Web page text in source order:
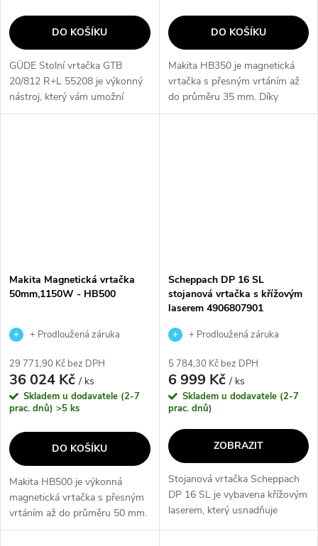
DO KOŠÍKU
GÜDE Stolní vrtačka GTB
20/812 R+L 55208 je výkonný
nástroj, který vám umožní
provádět přesné vrtání a
DO KOŠÍKU
Makita HB350 je magnetická
vrtačka s přesným vrtáním až
do průměru 35 mm. Díky
výkonnému motoru o výkonu
Makita Magnetická vrtačka
50mm,1150W - HB500
+ Prodloužená záruka
29 771,90 Kč bez DPH
36 024 Kč/ ks
Skladem u dodavatele (2-7
prac. dnů) >5 ks
DO KOŠÍKU
Makita HB500 je výkonná
magnetická vrtačka s přesným
vrtáním až do průměru 50 mm.
S výkonem 1150 W a
Scheppach DP 16 SL
stojanová vrtačka s křížovým
laserem 4906807901
+ Prodloužená záruka
5 784,30 Kč bez DPH
6 999 Kč/ ks
Skladem u dodavatele (2-7
prac. dnů)
ZOBRAZIT
Stojanová vrtačka Scheppach
DP 16 SL je vybavena křížovým
laserem, který usnadňuje